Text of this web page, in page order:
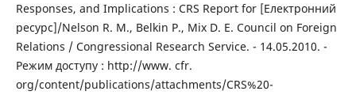
Responses, and Implications : CRS Report for [Електронний
ресурс]/Nelson R. M., Belkin P., Mix D. E. Council on Foreign
Relations / Congressional Research Service. - 14.05.2010. -
Режим доступу : http://www. cfr.
org/content/publications/attachments/CRS%20-